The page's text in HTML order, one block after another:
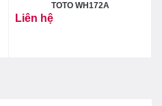
TOTO WH172A
Liên hệ